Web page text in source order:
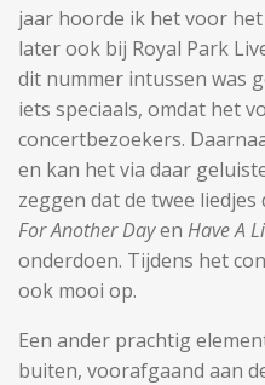
jaar hoorde ik het voor
later ook bij Royal Park
dit nummer intussen was
iets speciaals, omdat het
concertbezoekers.
en kan het via daar
zeggen dat de twee
For Another Dayen Have A
onderdoen. Tijdens het
ook mooi op.
Een ander prachtig
buiten, voorafgaand aan